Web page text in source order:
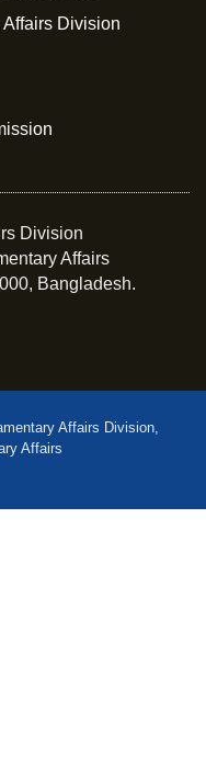
Division
Division
Affairs
Bangladesh.
Affairs Division,
Affairs